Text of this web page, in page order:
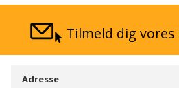
Tilmeld dig vores
Adresse